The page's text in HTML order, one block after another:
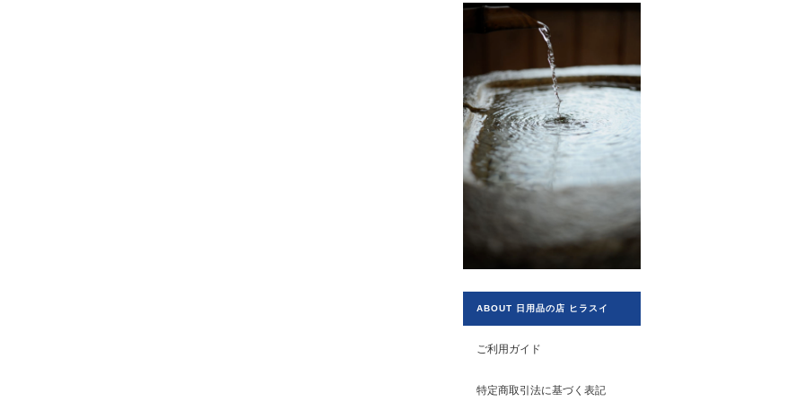
ABOUT 日用品の店 ヒラスイ
ご利用ガイド
特定商取引法に基づく表記